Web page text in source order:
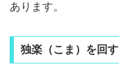
あります。
独楽（こま）を回す